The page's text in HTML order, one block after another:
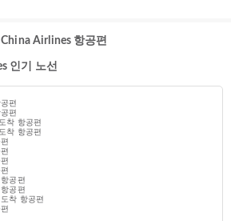
Airlines 항공편
인기 노선
편
편
착 항공편
착 항공편
공편
공편
착 항공편